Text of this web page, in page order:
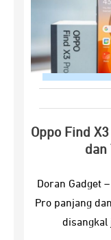
Oppo Find
dan
Doran Gadget
Pro panjang
disangkal